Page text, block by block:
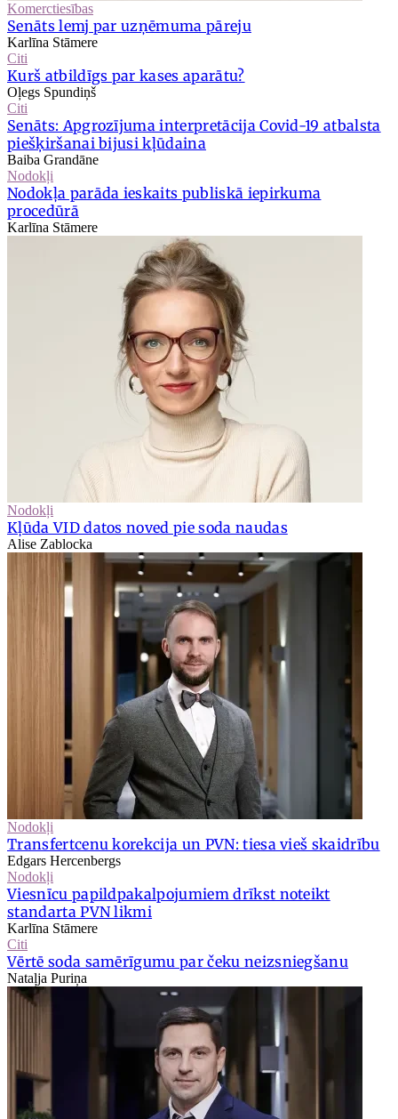
Komerctiesības
Senāts lemj par uzņēmuma pāreju
Karlīna Stāmere
Citi
Kurš atbildīgs par kases aparātu?
Oļegs Spundiņš
Citi
Senāts: Apgrozījuma interpretācija Covid-19 atbalsta
piešķiršanai bijusi kļūdaina
Baiba Grandāne
Nodokļi
Nodokļa parāda ieskaits publiskā iepirkuma
procedūrā
Karlīna Stāmere
Nodokļi
Kļūda VID datos noved pie soda naudas
Alise Zablocka
Nodokļi
Transfertcenu korekcija un PVN: tiesa vieš skaidrību
Edgars Hercenbergs
Nodokļi
Viesnīcu papildpakalpojumiem drīkst noteikt
standarta PVN likmi
Karlīna Stāmere
Citi
Vērtē soda samērīgumu par čeku neizsniegšanu
Nataļja Puriņa